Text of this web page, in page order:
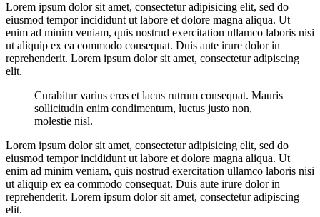
Lorem ipsum dolor sit amet, consectetur adipisicing elit, sed do
eiusmod tempor incididunt ut labore et dolore magna aliqua. Ut
enim ad minim veniam, quis nostrud exercitation ullamco laboris nisi
ut aliquip ex ea commodo consequat. Duis aute irure dolor in
reprehenderit. Lorem ipsum dolor sit amet, consectetur adipiscing
elit.
Curabitur varius eros et lacus rutrum consequat. Mauris
sollicitudin enim condimentum, luctus justo non,
molestie nisl.
Lorem ipsum dolor sit amet, consectetur adipisicing elit, sed do
eiusmod tempor incididunt ut labore et dolore magna aliqua. Ut
enim ad minim veniam, quis nostrud exercitation ullamco laboris nisi
ut aliquip ex ea commodo consequat. Duis aute irure dolor in
reprehenderit. Lorem ipsum dolor sit amet, consectetur adipiscing
elit.